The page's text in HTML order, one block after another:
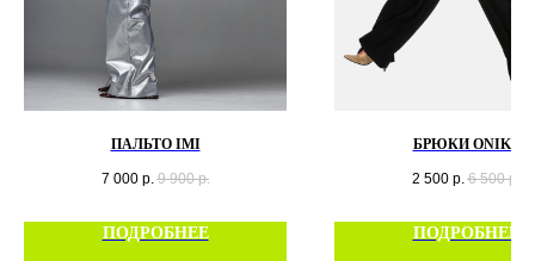
ПАЛЬТО IMI
7 000 р. 9 900 р.
ПОДРОБНЕЕ
БРЮКИ ONIKS
2 500 р. 6 500 р.
ПОДРОБНЕЕ